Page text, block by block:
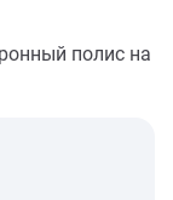
полис на